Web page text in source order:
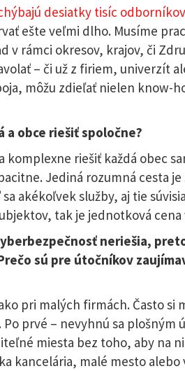
desiatky tisíc odborníkov
ešte veľmi dlho. Musíme
v rámci okresov, krajov, či
– či už z firiem, univerzít
môžu zdieľať nielen know-
a obce riešiť spoločne?
komplexne riešiť každá obec
Jediná rozumná cesta
akékoľvek služby, aj tie
tak je jednotková cena
neriešia,
sú pre útočníkov
pri malých firmách. Často si
Po prvé – nevyhnú sa
miesta bez toho, aby na
kancelária, malé mesto